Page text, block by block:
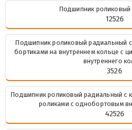
Подшипник роликовый
12526
Подшипник роликовый радиальный
бортиками на внутреннем кольце с
внутреннего
3526
Подшипник роликовый радиальный с
роликами с однобортовым
42526